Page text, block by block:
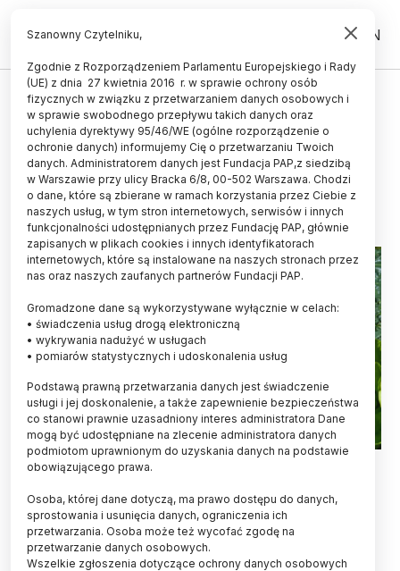
PL EN
ŚWIAT
Kapusta działa na jelita niczym
stres
28.06.2017
aktualizacja: 28.06.2017
2 minuty czytania
Fot. Fotolia
Drażniące substancje zawarte w kapuście czy
pikantnych daniach działają na wyspecjalizowane
komórki jelita podobnie jak stres - informuje pismo
„Cell”.
Szanowny Czytelniku,
Zgodnie z Rozporządzeniem Parlamentu Europejskiego i Rady
(UE) z dnia 27 kwietnia 2016 r. w sprawie ochrony osób
fizycznych w związku z przetwarzaniem danych osobowych i
w sprawie swobodnego przepływu takich danych oraz
uchylenia dyrektywy 95/46/WE (ogólne rozporządzenie o
ochronie danych) informujemy Cię o przetwarzaniu Twoich
danych. Administratorem danych jest Fundacja PAP,z siedzibą
w Warszawie przy ulicy Bracka 6/8, 00-502 Warszawa. Chodzi
o dane, które są zbierane w ramach korzystania przez Ciebie z
naszych usług, w tym stron internetowych, serwisów i innych
funkcjonalności udostępnianych przez Fundację PAP, głównie
zapisanych w plikach cookies i innych identyfikatorach
internetowych, które są instalowane na naszych stronach przez
nas oraz naszych zaufanych partnerów Fundacji PAP.
Gromadzone dane są wykorzystywane wyłącznie w celach:
• świadczenia usług drogą elektroniczną
• wykrywania nadużyć w usługach
• pomiarów statystycznych i udoskonalenia usług
Podstawą prawną przetwarzania danych jest świadczenie
usługi i jej doskonalenie, a także zapewnienie bezpieczeństwa
co stanowi prawnie uzasadniony interes administratora Dane
mogą być udostępniane na zlecenie administratora danych
podmiotom uprawnionym do uzyskania danych na podstawie
obowiązującego prawa.
Osoba, której dane dotyczą, ma prawo dostępu do danych,
sprostowania i usunięcia danych, ograniczenia ich
przetwarzania. Osoba może też wycofać zgodę na
przetwarzanie danych osobowych.
Wszelkie zgłoszenia dotyczące ochrony danych osobowych